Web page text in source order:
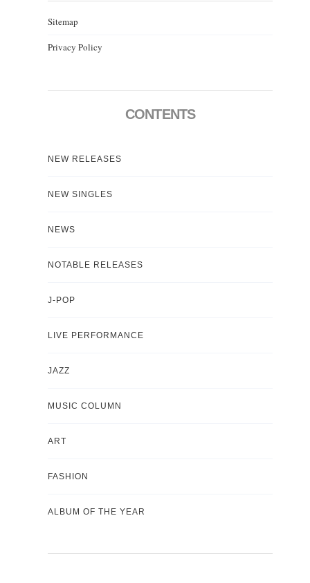
Sitemap
Privacy Policy
CONTENTS
NEW RELEASES
NEW SINGLES
NEWS
NOTABLE RELEASES
J-POP
LIVE PERFORMANCE
JAZZ
MUSIC COLUMN
ART
FASHION
ALBUM OF THE YEAR